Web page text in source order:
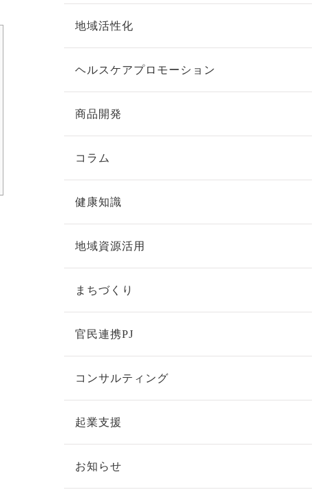
地域活性化
ヘルスケアプロモーション
商品開発
コラム
健康知識
地域資源活用
まちづくり
官民連携PJ
コンサルティング
起業支援
お知らせ